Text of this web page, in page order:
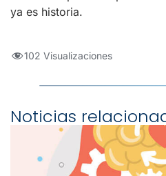
ya es historia.
102 Visualizaciones
Noticias